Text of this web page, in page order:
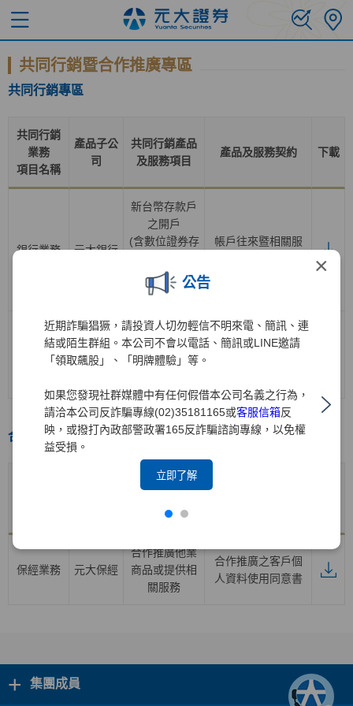
×
公告
近期詐騙猖獗，請投資人切勿輕信不明來電、簡訊、連
結或陌生群組。本公司不會以電話、簡訊或LINE邀請
「領取飆股」、「明牌體驗」等。
如果您發現社群媒體中有任何假借本公司名義之行為，
請洽本公司反詐騙專線(02)35181165或客服信箱反
映，或撥打內政部警政署165反詐騙諮詢專線，以免權
益受損。
立即了解
共同行銷暨合作推廣專區
共同行銷專區
共同行銷
業務
項目名稱
產品子公
司
共同行銷產品
及服務項目
產品及服務契約 下載
銀行業務 元大銀行
新台幣存款戶
之開戶
(含數位證券存
一般證券存款
帳戶 )
帳戶往來暨相關服
證券業務 元大證券
證券經紀業務
之開戶
(含海外複委託
合作推廣專區
合作推廣產品
保經業務 元大保經
合作推廣他業
商品或提供相
關服務
合作推廣之客戶個
人資料使用同意書
+ 集團成員